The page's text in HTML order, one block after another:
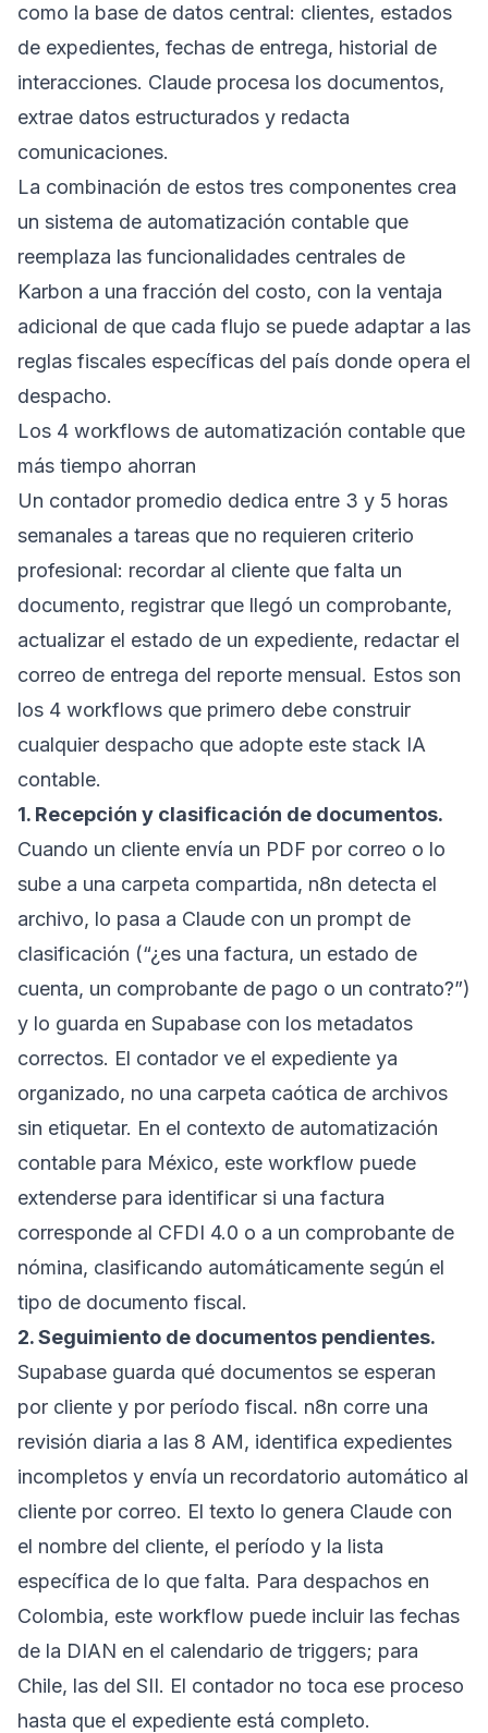
como la base de datos central: clientes, estados
de expedientes, fechas de entrega, historial de
interacciones. Claude procesa los documentos,
extrae datos estructurados y redacta
comunicaciones.
La combinación de estos tres componentes crea
un sistema de automatización contable que
reemplaza las funcionalidades centrales de
Karbon a una fracción del costo, con la ventaja
adicional de que cada flujo se puede adaptar a las
reglas fiscales específicas del país donde opera el
despacho.
Los 4 workflows de automatización contable que
más tiempo ahorran
Un contador promedio dedica entre 3 y 5 horas
semanales a tareas que no requieren criterio
profesional: recordar al cliente que falta un
documento, registrar que llegó un comprobante,
actualizar el estado de un expediente, redactar el
correo de entrega del reporte mensual. Estos son
los 4 workflows que primero debe construir
cualquier despacho que adopte este stack IA
contable.
1. Recepción y clasificación de documentos.
Cuando un cliente envía un PDF por correo o lo
sube a una carpeta compartida, n8n detecta el
archivo, lo pasa a Claude con un prompt de
clasificación (“¿es una factura, un estado de
cuenta, un comprobante de pago o un contrato?”)
y lo guarda en Supabase con los metadatos
correctos. El contador ve el expediente ya
organizado, no una carpeta caótica de archivos
sin etiquetar. En el contexto de automatización
contable para México, este workflow puede
extenderse para identificar si una factura
corresponde al CFDI 4.0 o a un comprobante de
nómina, clasificando automáticamente según el
tipo de documento fiscal.
2. Seguimiento de documentos pendientes.
Supabase guarda qué documentos se esperan
por cliente y por período fiscal. n8n corre una
revisión diaria a las 8 AM, identifica expedientes
incompletos y envía un recordatorio automático al
cliente por correo. El texto lo genera Claude con
el nombre del cliente, el período y la lista
específica de lo que falta. Para despachos en
Colombia, este workflow puede incluir las fechas
de la DIAN en el calendario de triggers; para
Chile, las del SII. El contador no toca ese proceso
hasta que el expediente está completo.